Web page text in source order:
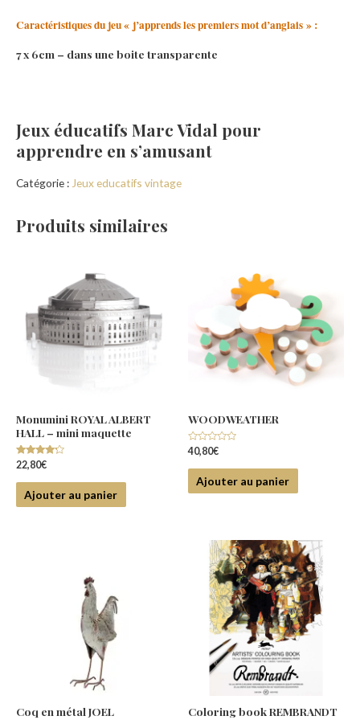
Caractéristiques du jeu « j’apprends les premiers mot d’anglais » :
7 x 6cm – dans une boite transparente
Jeux éducatifs Marc Vidal pour
apprendre en s’amusant
Catégorie : Jeux educatifs vintage
Produits similaires
Monumini ROYAL ALBERT
HALL – mini maquette
Note
4.00
sur 5
22,80€
Ajouter au panier
WOODWEATHER
Note
sur
40,80€
Ajouter au panier
Coq en métal JOEL Coloring book REMBRANDT